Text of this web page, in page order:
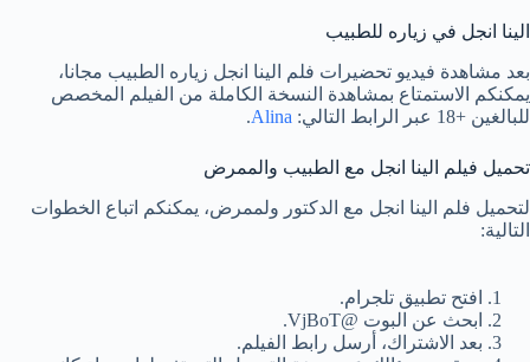
الينا انجل في زياره للطبيب
بعد مشاهدة فيديو تحضيرات فلم الينا انجل زياره الطبيب مجانا،
يمكنكم الاستمتاع بمشاهدة النسخة الكاملة من الفيلم المخصص
للبالغين +18 عبر الرابط التالي:
Alina
.
تحميل فيلم الينا انجل مع الطبيب والممرض
لتحميل فلم الينا انجل مع الدكتور ولممرض، يمكنكم اتباع الخطوات
التالية:
افتح تطبيق تلجرام.
ابحث عن البوت @VjBoT.
بعد الاشتراك، أرسل رابط الفيلم.